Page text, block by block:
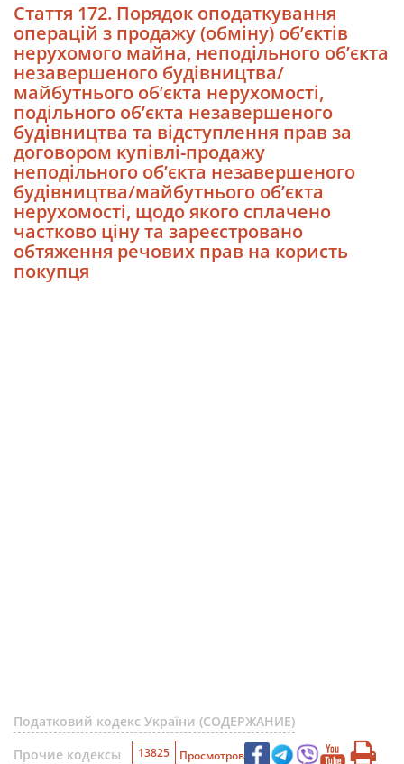
Стаття 172. Порядок оподаткування
операцій з продажу (обміну) об’єктів
нерухомого майна, неподільного об’єкта
незавершеного будівництва/
майбутнього об’єкта нерухомості,
подільного об’єкта незавершеного
будівництва та відступлення прав за
договором купівлі-продажу
неподільного об’єкта незавершеного
будівництва/майбутнього об’єкта
нерухомості, щодо якого сплачено
частково ціну та зареєстровано
обтяження речових прав на користь
покупця
Податковий кодекс України (СОДЕРЖАНИЕ)
Прочие кодексы
13825 Просмотров